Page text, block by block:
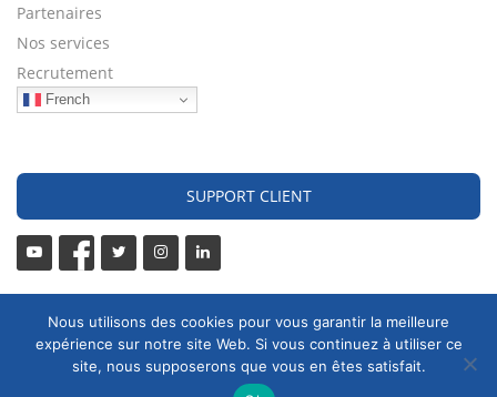
Partenaires
Nos services
Recrutement
French
SUPPORT CLIENT
Nous utilisons des cookies pour vous garantir la meilleure
expérience sur notre site Web. Si vous continuez à utiliser ce
site, nous supposerons que vous en êtes satisfait.